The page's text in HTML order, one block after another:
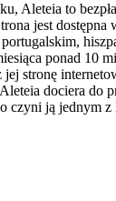
Aleteia to
jest dostępna
ponad 10
stronę
dociera do
czyni ją jednym